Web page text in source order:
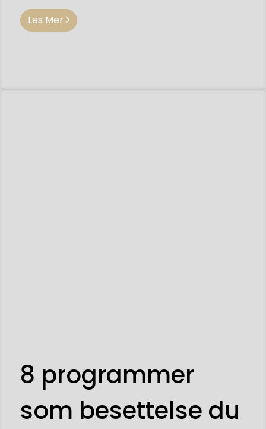
Les Mer
8 programmer
som besettelse du